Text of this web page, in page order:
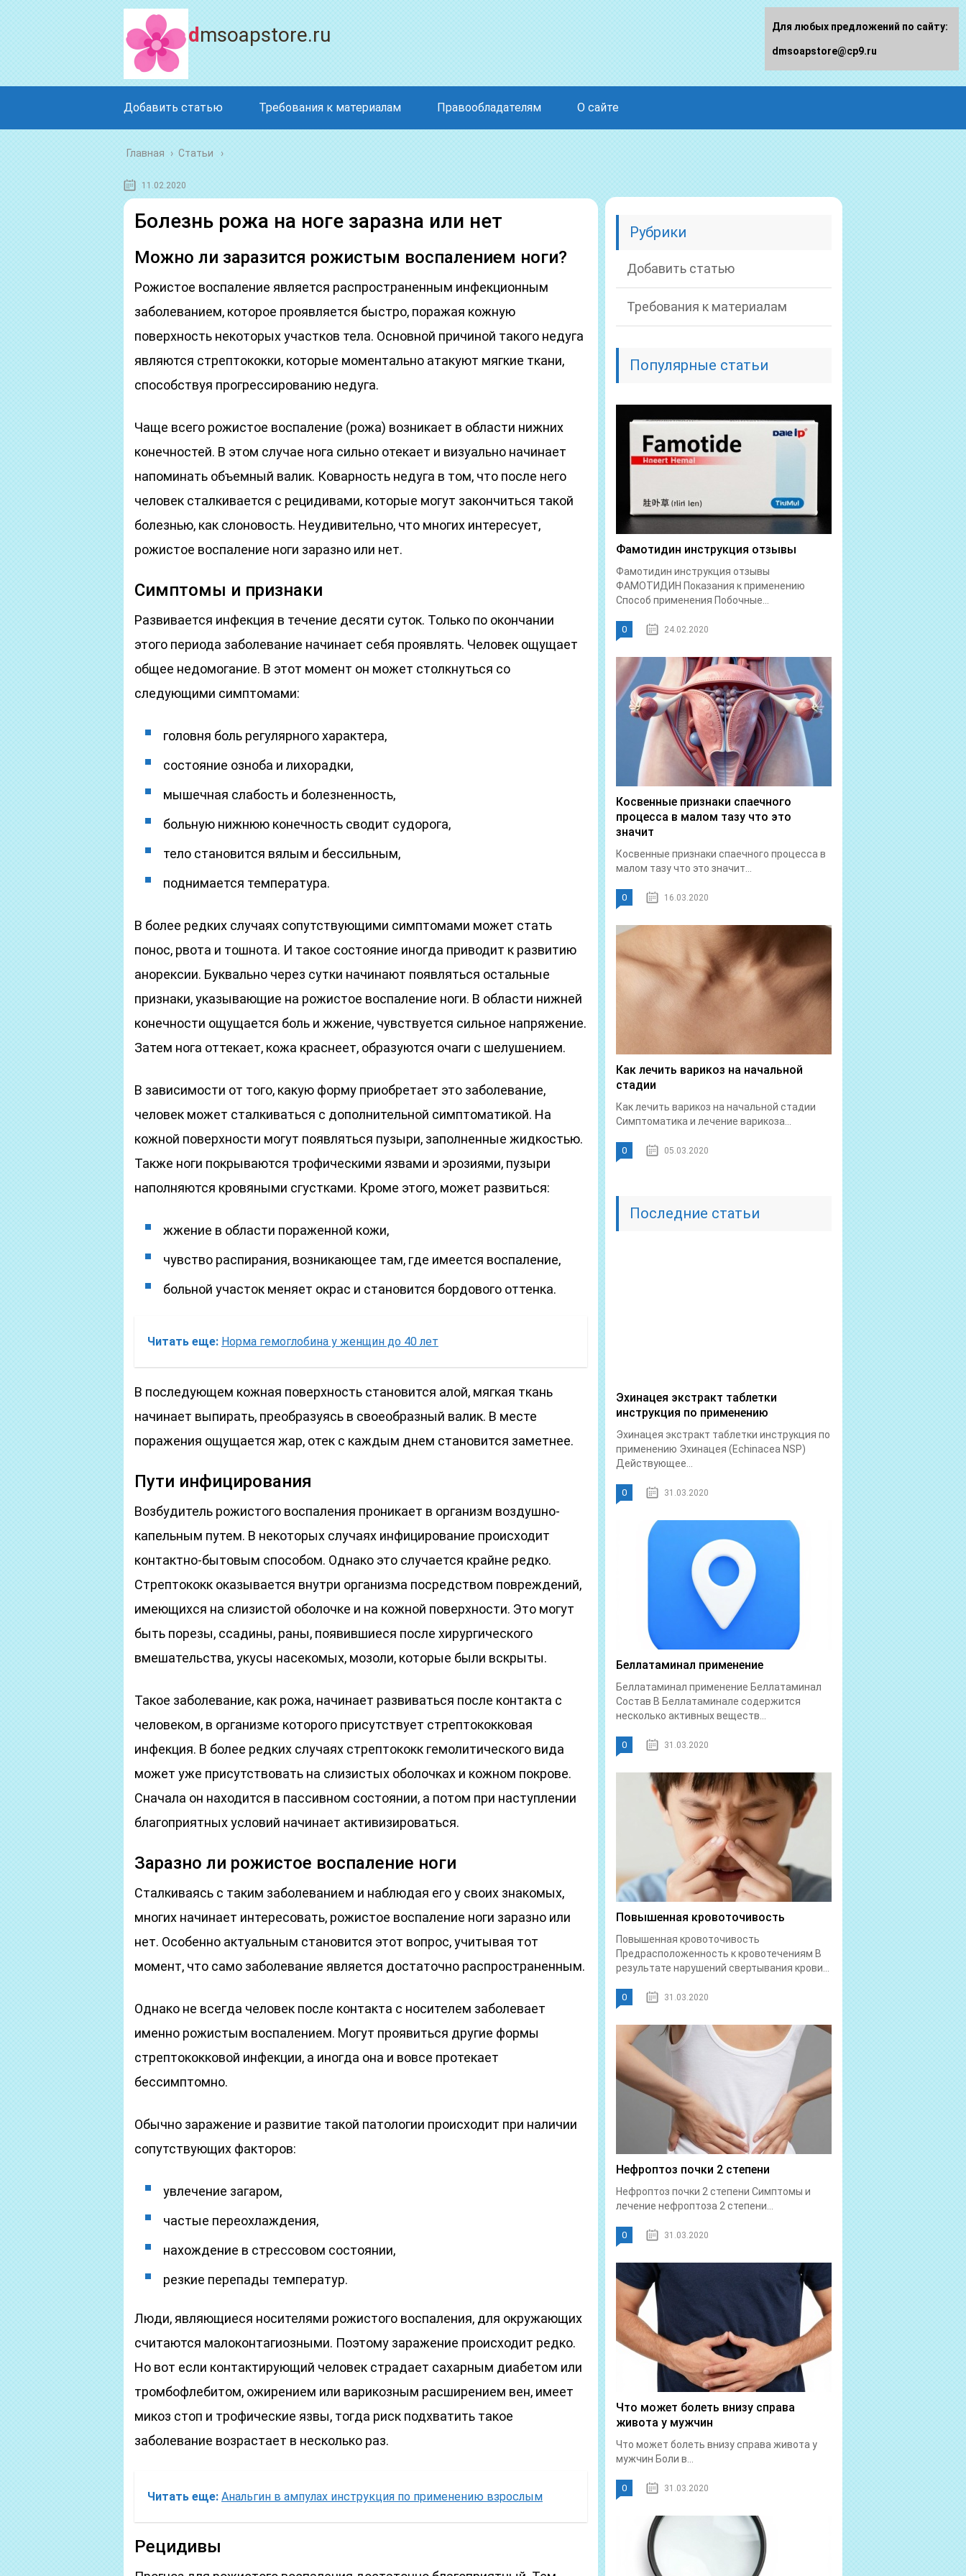
dmsoapstore.ru
Добавить статью Требования к материалам Правообладателям О сайте
Главная › Статьи
11.02.2020
Болезнь рожа на ноге заразна или нет
Можно ли заразится рожистым воспалением ноги?
Рожистое воспаление является распространенным инфекционным
заболеванием, которое проявляется быстро, поражая кожную
поверхность некоторых участков тела. Основной причиной такого недуга
являются стрептококки, которые моментально атакуют мягкие ткани,
способствуя прогрессированию недуга.
Чаще всего рожистое воспаление (рожа) возникает в области нижних
конечностей. В этом случае нога сильно отекает и визуально начинает
напоминать объемный валик. Коварность недуга в том, что после него
человек сталкивается с рецидивами, которые могут закончиться такой
болезнью, как слоновость. Неудивительно, что многих интересует,
рожистое воспаление ноги заразно или нет.
Симптомы и признаки
Развивается инфекция в течение десяти суток. Только по окончании
этого периода заболевание начинает себя проявлять. Человек ощущает
общее недомогание. В этот момент он может столкнуться со
следующими симптомами:
головня боль регулярного характера,
состояние озноба и лихорадки,
мышечная слабость и болезненность,
больную нижнюю конечность сводит судорога,
тело становится вялым и бессильным,
поднимается температура.
В более редких случаях сопутствующими симптомами может стать
понос, рвота и тошнота. И такое состояние иногда приводит к развитию
анорексии. Буквально через сутки начинают появляться остальные
признаки, указывающие на рожистое воспаление ноги. В области нижней
конечности ощущается боль и жжение, чувствуется сильное напряжение.
Затем нога оттекает, кожа краснеет, образуются очаги с шелушением.
В зависимости от того, какую форму приобретает это заболевание,
человек может сталкиваться с дополнительной симптоматикой. На
кожной поверхности могут появляться пузыри, заполненные жидкостью.
Также ноги покрываются трофическими язвами и эрозиями, пузыри
наполняются кровяными сгустками. Кроме этого, может развиться:
жжение в области пораженной кожи,
чувство распирания, возникающее там, где имеется воспаление,
больной участок меняет окрас и становится бордового оттенка.
Читать еще: Норма гемоглобина у женщин до 40 лет
В последующем кожная поверхность становится алой, мягкая ткань
начинает выпирать, преобразуясь в своеобразный валик. В месте
поражения ощущается жар, отек с каждым днем становится заметнее.
Пути инфицирования
Возбудитель рожистого воспаления проникает в организм воздушно-
капельным путем. В некоторых случаях инфицирование происходит
контактно-бытовым способом. Однако это случается крайне редко.
Стрептококк оказывается внутри организма посредством повреждений,
имеющихся на слизистой оболочке и на кожной поверхности. Это могут
быть порезы, ссадины, раны, появившиеся после хирургического
вмешательства, укусы насекомых, мозоли, которые были вскрыты.
Такое заболевание, как рожа, начинает развиваться после контакта с
человеком, в организме которого присутствует стрептококковая
инфекция. В более редких случаях стрептококк гемолитического вида
может уже присутствовать на слизистых оболочках и кожном покрове.
Сначала он находится в пассивном состоянии, а потом при наступлении
благоприятных условий начинает активизироваться.
Заразно ли рожистое воспаление ноги
Сталкиваясь с таким заболеванием и наблюдая его у своих знакомых,
многих начинает интересовать, рожистое воспаление ноги заразно или
нет. Особенно актуальным становится этот вопрос, учитывая тот
момент, что само заболевание является достаточно распространенным.
Однако не всегда человек после контакта с носителем заболевает
именно рожистым воспалением. Могут проявиться другие формы
стрептококковой инфекции, а иногда она и вовсе протекает
бессимптомно.
Обычно заражение и развитие такой патологии происходит при наличии
сопутствующих факторов:
увлечение загаром,
частые переохлаждения,
нахождение в стрессовом состоянии,
резкие перепады температур.
Люди, являющиеся носителями рожистого воспаления, для окружающих
считаются малоконтагиозными. Поэтому заражение происходит редко.
Но вот если контактирующий человек страдает сахарным диабетом или
тромбофлебитом, ожирением или варикозным расширением вен, имеет
микоз стоп и трофические язвы, тогда риск подхватить такое
заболевание возрастает в несколько раз.
Читать еще: Анальгин в ампулах инструкция по применению взрослым
Рецидивы
Рубрики
Добавить статью
Требования к материалам
Популярные статьи
Фамотидин инструкция отзывы
Фамотидин инструкция отзывы
ФАМОТИДИН Показания к применению
Способ применения Побочные...
0 24.02.2020
Косвенные признаки спаечного
процесса в малом тазу что это
значит
Косвенные признаки спаечного процесса в
малом тазу что это значит...
0 16.03.2020
Как лечить варикоз на начальной
стадии
Как лечить варикоз на начальной стадии
Симптоматика и лечение варикоза...
0 05.03.2020
Последние статьи
Эхинацея экстракт таблетки
инструкция по применению
Эхинацея экстракт таблетки инструкция по
применению Эхинацея (Echinacea NSP)
Действующее...
0 31.03.2020
Беллатаминал применение
Беллатаминал применение Беллатаминал
Состав В Беллатаминале содержится
несколько активных веществ...
0 31.03.2020
Повышенная кровоточивость
Повышенная кровоточивость
Предрасположенность к кровотечениям В
результате нарушений свертывания крови...
0 31.03.2020
Нефроптоз почки 2 степени
Нефроптоз почки 2 степени Симптомы и
лечение нефроптоза 2 степени...
0 31.03.2020
Что может болеть внизу справа
живота у мужчин
Что может болеть внизу справа живота у
мужчин Боли в...
0 31.03.2020
Для любых предложений по сайту:
dmsoapstore@cp9.ru